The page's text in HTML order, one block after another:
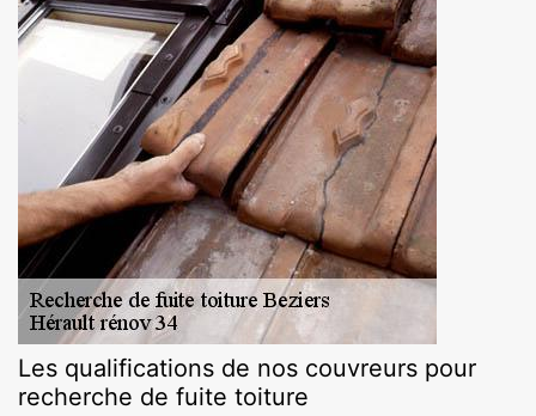
Les qualifications de nos couvreurs pour
recherche de fuite toiture